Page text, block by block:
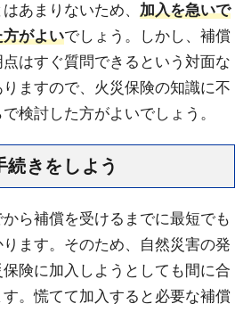
あまりないため、 加入を急いで
がよいでしょう。しかし、補償
はすぐ質問できるという対面な
ますので、火災保険の知識に不
検討した方がよいでしょう。
続きをしよう
ら補償を受けるまでに最短でも
ます。そのため、自然災害の発
険に加入しようとしても間に合
。慌てて加入すると必要な補償